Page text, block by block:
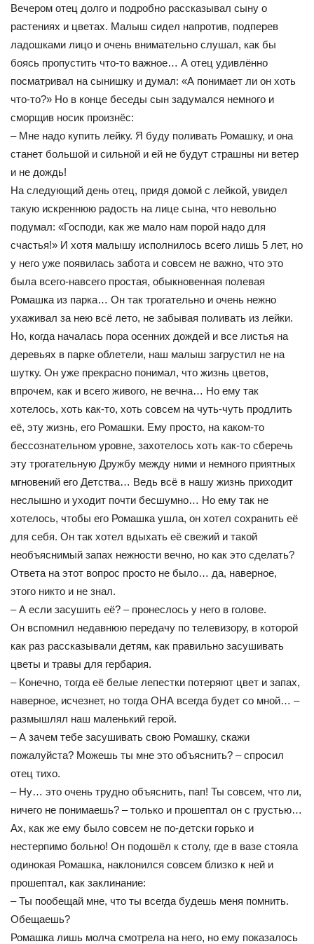
Вечером отец долго и подробно рассказывал сыну о
растениях и цветах. Малыш сидел напротив, подперев
ладошками лицо и очень внимательно слушал, как бы
боясь пропустить что-то важное… А отец удивлённо
посматривал на сынишку и думал: «А понимает ли он хоть
что-то?» Но в конце беседы сын задумался немного и
сморщив носик произнёс:
– Мне надо купить лейку. Я буду поливать Ромашку, и она
станет большой и сильной и ей не будут страшны ни ветер
и не дождь!
На следующий день отец, придя домой с лейкой, увидел
такую искреннюю радость на лице сына, что невольно
подумал: «Господи, как же мало нам порой надо для
счастья!» И хотя малышу исполнилось всего лишь 5 лет, но
у него уже появилась забота и совсем не важно, что это
была всего-навсего простая, обыкновенная полевая
Ромашка из парка… Он так трогательно и очень нежно
ухаживал за нею всё лето, не забывая поливать из лейки.
Но, когда началась пора осенних дождей и все листья на
деревьях в парке облетели, наш малыш загрустил не на
шутку. Он уже прекрасно понимал, что жизнь цветов,
впрочем, как и всего живого, не вечна… Но ему так
хотелось, хоть как-то, хоть совсем на чуть-чуть продлить
её, эту жизнь, его Ромашки. Ему просто, на каком-то
бессознательном уровне, захотелось хоть как-то сберечь
эту трогательную Дружбу между ними и немного приятных
мгновений его Детства… Ведь всё в нашу жизнь приходит
неслышно и уходит почти бесшумно… Но ему так не
хотелось, чтобы его Ромашка ушла, он хотел сохранить её
для себя. Он так хотел вдыхать её свежий и такой
необъяснимый запах нежности вечно, но как это сделать?
Ответа на этот вопрос просто не было… да, наверное,
этого никто и не знал.
– А если засушить её? – пронеслось у него в голове.
Он вспомнил недавнюю передачу по телевизору, в которой
как раз рассказывали детям, как правильно засушивать
цветы и травы для гербария.
– Конечно, тогда её белые лепестки потеряют цвет и запах,
наверное, исчезнет, но тогда ОНА всегда будет со мной… –
размышлял наш маленький герой.
– А зачем тебе засушивать свою Ромашку, скажи
пожалуйста? Можешь ты мне это объяснить? – спросил
отец тихо.
– Ну… это очень трудно объяснить, пап! Ты совсем, что ли,
ничего не понимаешь? – только и прошептал он с грустью…
Ах, как же ему было совсем не по-детски горько и
нестерпимо больно! Он подошёл к столу, где в вазе стояла
одинокая Ромашка, наклонился совсем близко к ней и
прошептал, как заклинание:
– Ты пообещай мне, что ты всегда будешь меня помнить.
Обещаешь?
Ромашка лишь молча смотрела на него, но ему показалось